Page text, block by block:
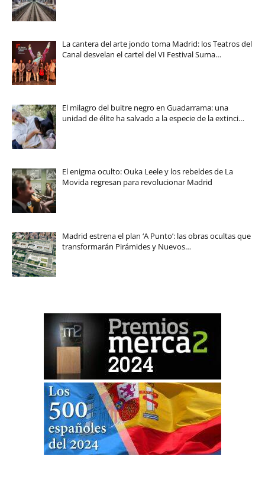
La cantera del arte jondo toma Madrid: los Teatros del
Canal desvelan el cartel del VI Festival Suma…
El milagro del buitre negro en Guadarrama: una
unidad de élite ha salvado a la especie de la extinci…
El enigma oculto: Ouka Leele y los rebeldes de La
Movida regresan para revolucionar Madrid
Madrid estrena el plan ‘A Punto’: las obras ocultas que
transformarán Pirámides y Nuevos…